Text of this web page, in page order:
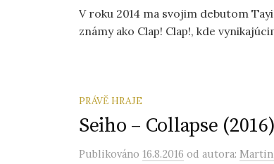
V roku 2014 ma svojim debutom
známy ako Clap! Clap!, kde
PRÁVĚ HRAJE
Seiho – Collapse (2016)
Publikováno 16.8.2016 od autora: Martin